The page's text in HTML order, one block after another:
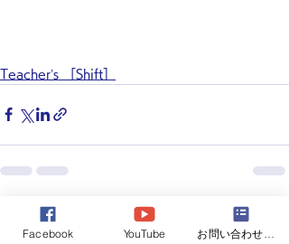
Teacher’s ［Shift］
最新記事 すべて表示
Facebook YouTube